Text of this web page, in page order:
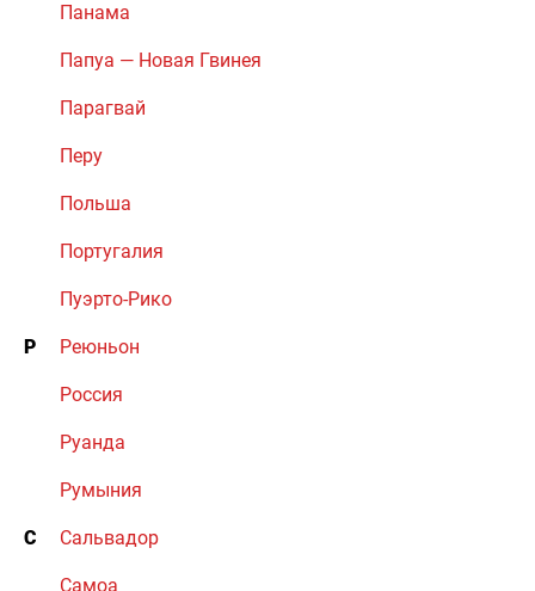
Панама
Папуа — Новая Гвинея
Парагвай
Перу
Польша
Португалия
Пуэрто-Рико
Р Реюньон
Россия
Руанда
Румыния
С Сальвадор
Самоа